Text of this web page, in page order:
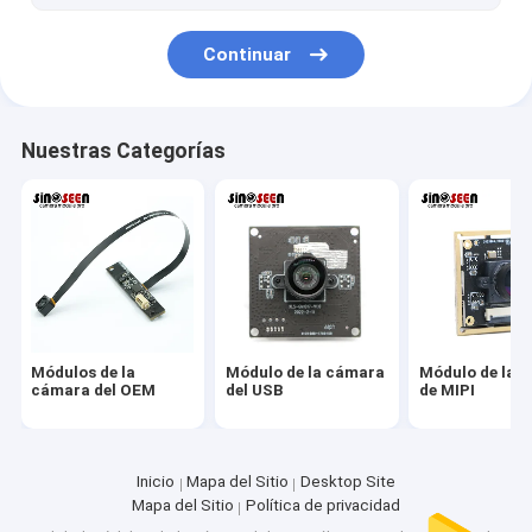
5MP Camera Module
13MP Camera Module
Lente del módulo de cámara
Módulo de la cámara de la frambuesa pi
Continuar
Nuestras Categorías
Módulos de la
cámara del OEM
Módulo de la cámara
del USB
Módulo de la
de MIPI
Inicio Mapa del Sitio
Desktop Site
Mapa del Sitio
Política de privacidad